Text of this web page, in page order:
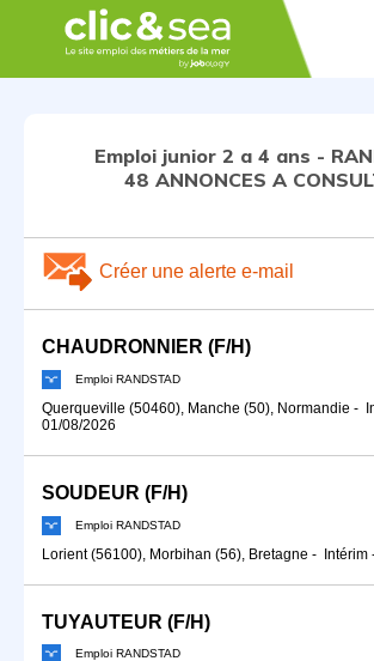
Emploi junior 2 a 4 ans -
48 ANNONCES A
Créer une alerte e-mail
CHAUDRONNIER (F/H)
Emploi RANDSTAD
Querqueville (50460), Manche (50), Normandie -
01/08/2026
SOUDEUR (F/H)
Emploi RANDSTAD
Lorient (56100), Morbihan (56), Bretagne - Intérim
TUYAUTEUR (F/H)
Emploi RANDSTAD